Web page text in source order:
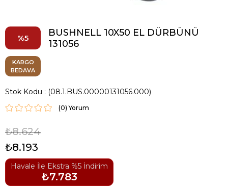
5
BUSHNELL 10X50 EL DÜRBÜNÜ
131056
KARGO
BEDAVA
Stok Kodu (08.1.BUS.00000131056.000)
(0)
₺8.624
₺8.193
Havale İle Ekstra %5 İndirim
₺7.783